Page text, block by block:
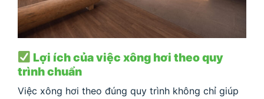
Lợi ích của việc xông hơi theo quy
trình chuẩn
Việc xông hơi theo đúng quy trình không chỉ giúp